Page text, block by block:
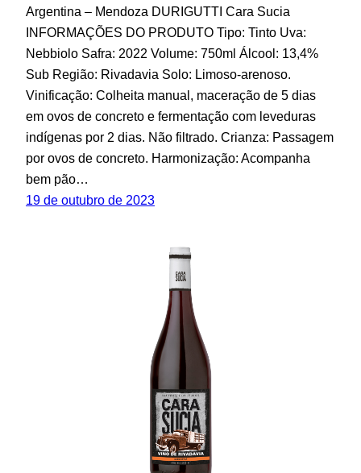
Argentina – Mendoza DURIGUTTI Cara Sucia
INFORMAÇÕES DO PRODUTO Tipo: Tinto Uva:
Nebbiolo Safra: 2022 Volume: 750ml Álcool: 13,4%
Sub Região: Rivadavia Solo: Limoso-arenoso.
Vinificação: Colheita manual, maceração de 5 dias
em ovos de concreto e fermentação com leveduras
indígenas por 2 dias. Não filtrado. Crianza: Passagem
por ovos de concreto. Harmonização: Acompanha
bem pão…
19 de outubro de 2023